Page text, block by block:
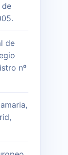
de
de
nº